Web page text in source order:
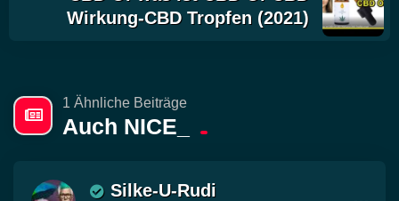
Wirkung-CBD Tropfen (2021)
1 Ähnliche Beiträge
Auch NICE_
Silke-U-Rudi